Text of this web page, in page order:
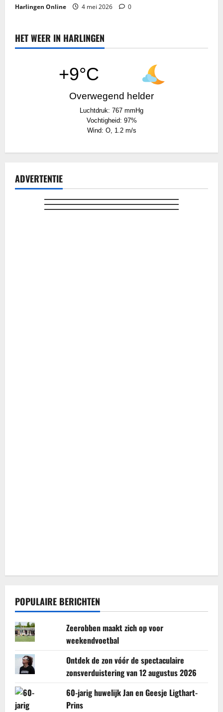
Harlingen Online 4 mei 2026 0
HET WEER IN HARLINGEN
+9°C
Overwegend helder
Luchtdruk: 767 mmHg
Vochtigheid: 97%
Wind: O, 1.2 m/s
ADVERTENTIE
POPULAIRE BERICHTEN
Zeerobben maakt zich op voor
weekendvoetbal
Ontdek de zon vóór de spectaculaire
zonsverduistering van 12 augustus 2026
60-jarig huwelijk Jan en Geesje Ligthart-
Prins